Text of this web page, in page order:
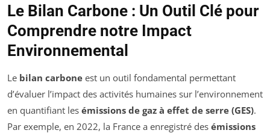
Le Bilan Carbone : Un Outil Clé pour
Comprendre notre Impact
Environnemental
Le bilan carbone est un outil fondamental permettant
d’évaluer l’impact des activités humaines sur l’environnement
en quantifiant les émissions de gaz à effet de serre (GES).
Par exemple, en 2022, la France a enregistré des émissions